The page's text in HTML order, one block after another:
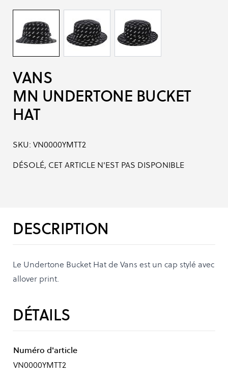
VANS
MN UNDERTONE BUCKET
HAT
SKU: VN0000YMTT2
DÉSOLÉ, CET ARTICLE N'EST PAS DISPONIBLE
DESCRIPTION
Le Undertone Bucket Hat de Vans est un cap stylé avec
allover print.
DÉTAILS
Numéro d'article
VN0000YMTT2